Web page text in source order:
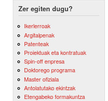
Zer egiten dugu?
Ikerlerroak
Argitalpenak
Patenteak
Proiektuak eta kontratuak
Spin-off enpresa
Doktorego programa
Master ofiziala
Antolatutako ekintzak
Etengabeko formakuntza